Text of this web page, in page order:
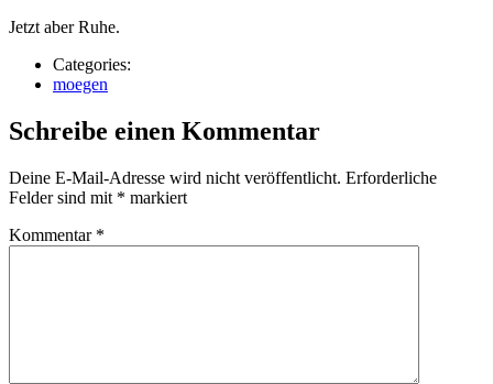
Jetzt aber Ruhe.
Categories:
moegen
Schreibe einen Kommentar
Deine E-Mail-Adresse wird nicht veröffentlicht. Erforderliche
Felder sind mit * markiert
Kommentar *